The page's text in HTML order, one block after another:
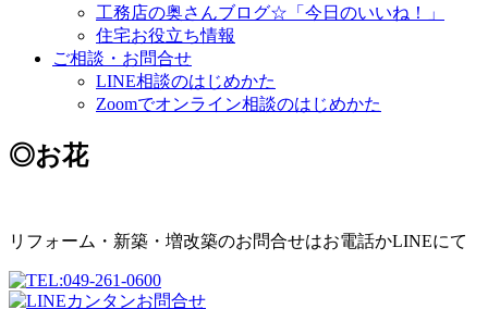
工務店の奥さんブログ☆「今日のいいね！」
住宅お役立ち情報
ご相談・お問合せ
LINE相談のはじめかた
Zoomでオンライン相談のはじめかた
◎お花
リフォーム・新築・増改築のお問合せはお電話かLINEにて